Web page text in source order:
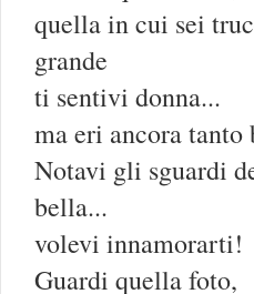
quella in cui sei
grande
ti sentivi donna...
ma eri ancora tanto
Notavi gli sguardi
bella...
volevi innamorarti!
Guardi quella foto,